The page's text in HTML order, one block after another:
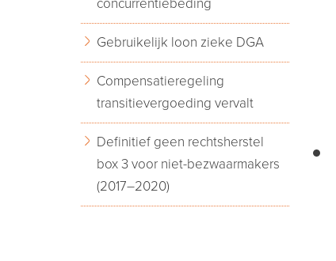
Gebruikelijk loon zieke DGA
Compensatieregeling
transitievergoeding vervalt
Definitief geen rechtsherstel
box 3 voor niet-bezwaarmakers
(2017–2020)